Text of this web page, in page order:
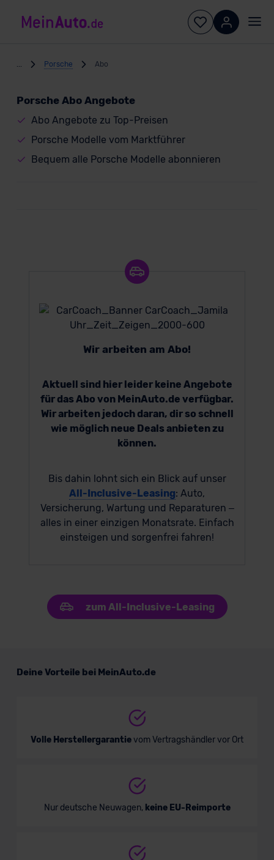
Porsche Abo
Porsche Abo Angebote
Abo Angebote zu Top-Preisen
Porsche Modelle vom Marktführer
Bequem alle Porsche Modelle abonnieren
Wir arbeiten am Abo!
Aktuell sind hier leider keine Angebote
für das Abo von MeinAuto.de verfügbar.
Wir arbeiten jedoch daran, dir so schnell
wie möglich neue Deals anbieten zu
können.
Bis dahin lohnt sich ein Blick auf unser
All-Inclusive-Leasing: Auto,
Versicherung, Wartung und Reparaturen –
alles in einer einzigen Monatsrate. Einfach
einsteigen und sorgenfrei fahren!
zum All-Inclusive-Leasing
Deine Vorteile bei MeinAuto.de
Volle Herstellergarantievom Vertragshändler vor Ort
Nur deutsche Neuwagen, keine EU-Reimporte